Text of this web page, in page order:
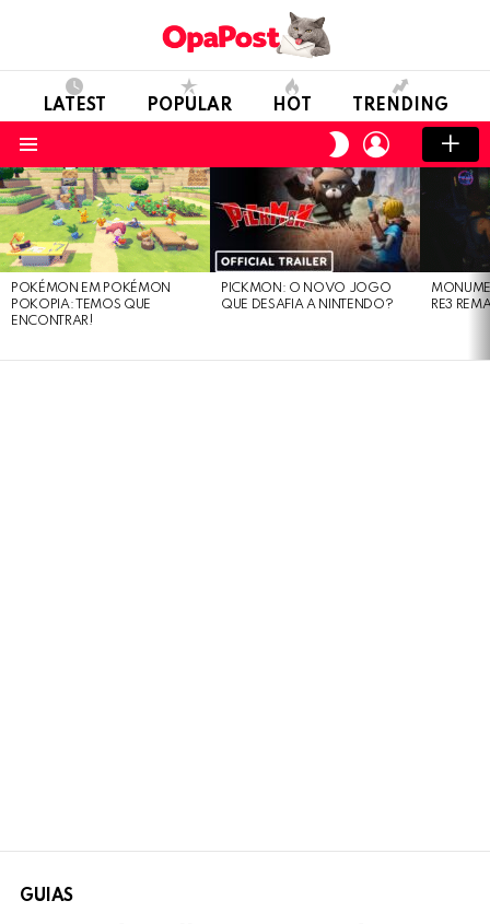
LATEST POPULAR HOT TRENDING
SWITCH
SKIN
LOGIN
LATEST
STORIES
POKÉMON EM POKÉMON
POKOPIA: TEMOS QUE
ENCONTRAR!
PICKMON: O NOVO JOGO
QUE DESAFIA A NINTENDO?
RE3
GUIAS